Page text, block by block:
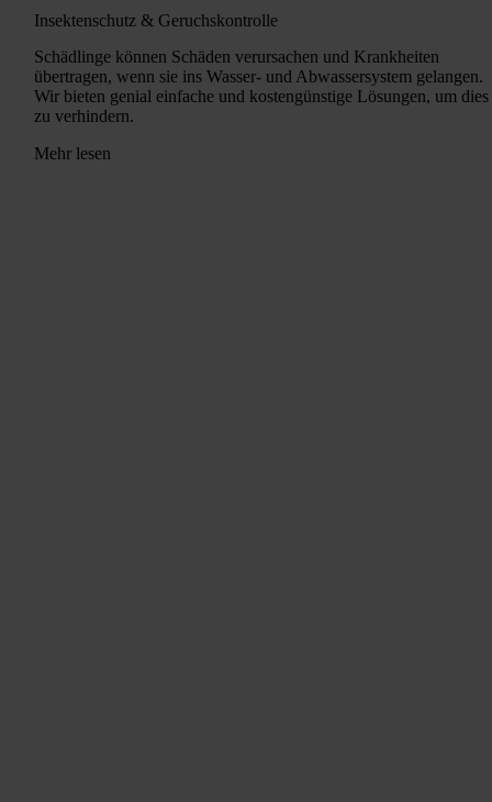
Insektenschutz & Geruchskontrolle
Schädlinge können Schäden verursachen und Krankheiten
übertragen, wenn sie ins Wasser- und Abwassersystem gelangen.
Wir bieten genial einfache und kostengünstige Lösungen, um dies
zu verhindern.
Mehr lesen